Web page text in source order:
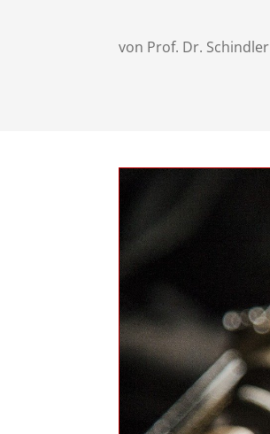
von Prof. Dr. Schindler